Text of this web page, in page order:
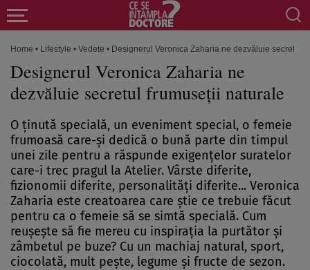
Home • Lifestyle • Vedete • Designerul Veronica Zaharia ne dezvăluie secretul
Designerul Veronica Zaharia ne
dezvăluie secretul frumuseţii naturale
O ţinută specială, un eveniment special, o femeie
frumoasă care-şi dedică o bună parte din timpul
unei zile pentru a răspunde exigenţelor suratelor
care-i trec pragul la Atelier. Vârste diferite,
fizionomii diferite, personalităţi diferite... Veronica
Zaharia este creatoarea care ştie ce trebuie făcut
pentru ca o femeie să se simtă specială. Cum
reuşeşte să fie mereu cu inspiraţia la purtător şi
zâmbetul pe buze? Cu un machiaj natural, sport,
ciocolată, mult peşte, legume şi fructe de sezon.